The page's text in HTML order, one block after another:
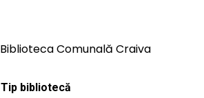
Biblioteca Comunală Craiva
Tip bibliotecă